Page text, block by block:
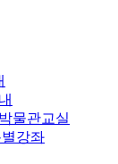
물관교실
강좌